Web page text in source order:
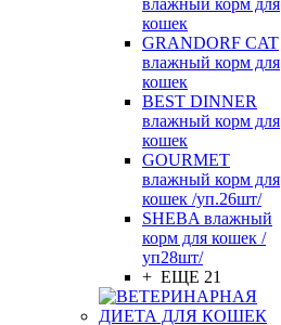
влажный корм для
кошек
GRANDORF CAT
влажный корм для
кошек
BEST DINNER
влажный корм для
кошек
GOURMET
влажный корм для
кошек /уп.26шт/
SHEBA влажный
корм для кошек /
уп28шт/
+ ЕЩЕ 21